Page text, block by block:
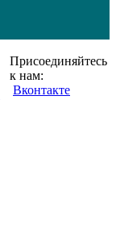
Присоединяйтесь
к нам:
Вконтакте